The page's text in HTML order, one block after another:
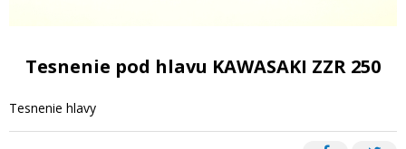
Tesnenie pod hlavu KAWASAKI ZZR 250
Tesnenie hlavy